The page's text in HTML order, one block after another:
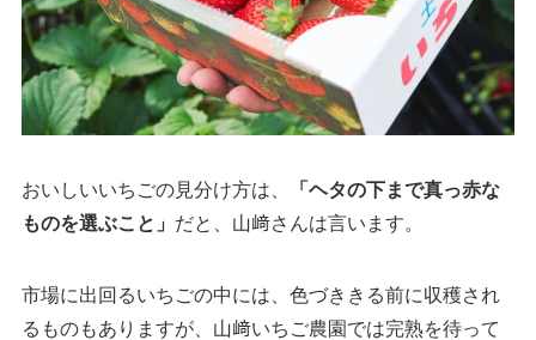
おいしいいちごの見分け方は、
「ヘタの下まで真っ赤な
ものを選ぶこと」 だと、山﨑さんは言います。
市場に出回るいちごの中には、色づききる前に収穫され
るものもありますが、山﨑いちご農園では完熟を待って